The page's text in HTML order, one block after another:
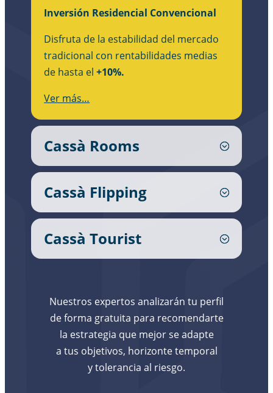
Inversión Residencial Convencional
Disfruta de la estabilidad del mercado
tradicional con rentabilidades medias
de hasta el+10%.
Ver más…
Cassà Rooms
Cassà Flipping
Cassà Tourist
Nuestros expertos analizarán tu perfil
de forma gratuita para recomendarte
la estrategia que mejor se adapte
a tus objetivos, horizonte temporal
y tolerancia al riesgo.